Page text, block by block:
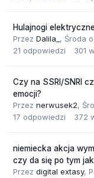
Hulajnogi
Przez Dalila_ , Środa o
21 odpowiedzi 301
Czy na SSRI/SNRI
emocji?
Przez nerwusek2,
17 odpowiedzi 372
niemiecka akcja
czy da się po tym
Przez digital extasy,